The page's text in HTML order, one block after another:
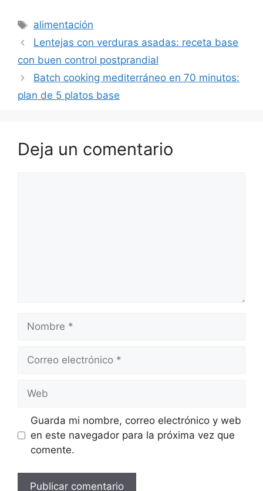
Etiquetas
alimentación
Lentejas con verduras asadas: receta base
con buen control postprandial
Batch cooking mediterráneo en 70 minutos:
plan de 5 platos base
Deja un comentario
Nombre
Correo
Web
Guarda mi nombre, correo electrónico y web
en este navegador para la próxima vez que
comente.